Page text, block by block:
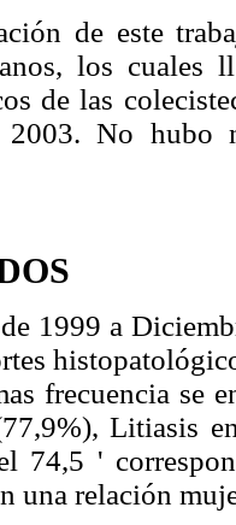
de este
los cuales
de las
No hubo
1999 a
frecuencia se
Litiasis
74,5 '
una relación